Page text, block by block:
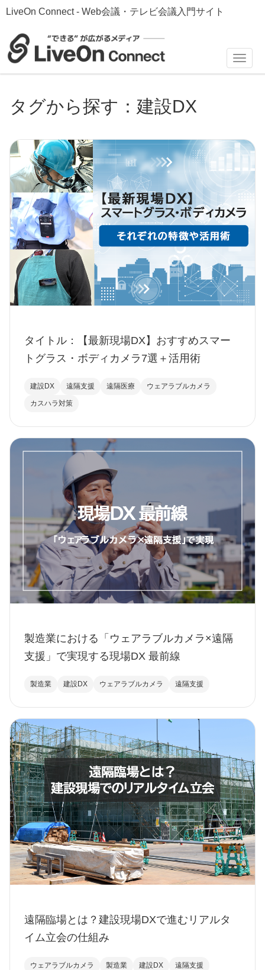
LiveOn Connect - Web会議・テレビ会議入門サイト
タグから探す：建設DX
タイトル：【最新現場DX】おすすめスマー
トグラス・ボディカメラ7選＋活用術
建設DX 遠隔支援 遠隔医療 ウェアラブルカメラ
カスハラ対策
製造業における「ウェアラブルカメラ×遠隔
支援」で実現する現場DX 最前線
製造業 建設DX ウェアラブルカメラ 遠隔支援
遠隔臨場とは？建設現場DXで進むリアルタ
イム立会の仕組み
ウェアラブルカメラ 製造業 建設DX 遠隔支援